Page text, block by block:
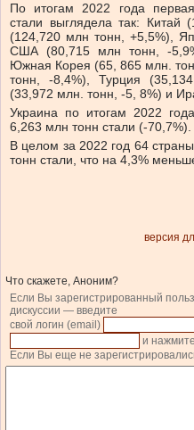
По итогам 2022 года первая
стали выглядела так:
(124,720 млн тонн, +5,5%),
США (80,715 млн тонн, -
Южная Корея (65, 865 млн.
тонн, -8,4%), Турция
(33,972 млн. тонн, -5, 8%) и
Украина по итогам 2022
6,263 млн тонн стали (-70,7%).
В целом за 2022 год 64
тонн стали, что на 4,3%
версия
Что скажете, Аноним?
Если Вы зарегистрированный
дискуссии — введите
свой логин (email)
и нажмите
Если Вы еще не